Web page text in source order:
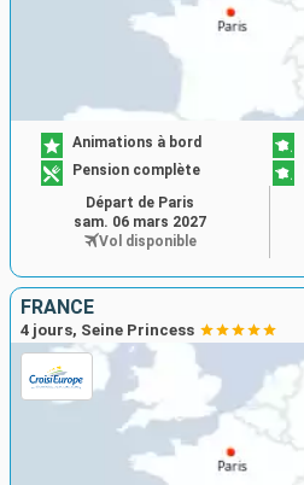
Animations à bord
Pension complète
Départ de Paris
sam. 06 mars 2027
Vol disponible
FRANCE
4 jours, Seine Princess